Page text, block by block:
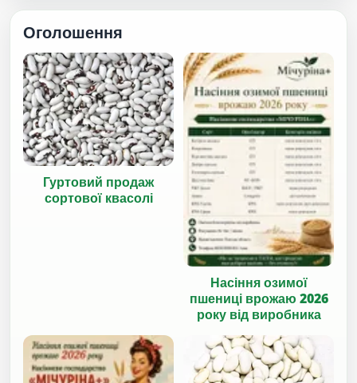
Оголошення
Гуртовий продаж
сортової квасолі
Насіння озимої
пшениці врожаю 2026
року від виробника